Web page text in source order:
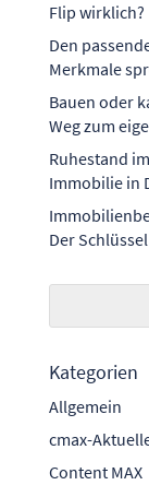
Flip wirklich?
Den
Merkmale
Bauen oder
Weg zum
Ruhestand
Immobilie in
Der
Kategorien
Allgemein
cmax-
Content MAX